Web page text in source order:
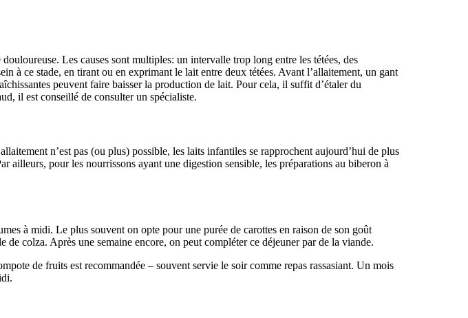
Les causes sont multiples: un intervalle trop long entre les tétées, des
à ce stade, en tirant ou en exprimant le lait entre deux tétées. Avant l’allaitement, un gant
peuvent faire baisser la production de lait. Pour cela, il suffit d’étaler du
il est conseillé de consulter un spécialiste.
n’est pas (ou plus) possible, les laits infantiles se rapprochent aujourd’hui de plus
ailleurs, pour les nourrissons ayant une digestion sensible, les préparations au biberon à
à midi. Le plus souvent on opte pour une purée de carottes en raison de son goût
colza. Après une semaine encore, on peut compléter ce déjeuner par de la viande.
de fruits est recommandée – souvent servie le soir comme repas rassasiant. Un mois